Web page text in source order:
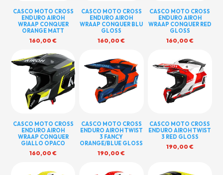
CASCO MOTO CROSS
ENDURO AIROH
WRAAP CONQUER
ORANGE MATT
160,00€
CASCO MOTO CROSS
ENDURO AIROH
WRAAP CONQUER BLU
GLOSS
160,00€
CASCO MOTO CROSS
ENDURO AIROH
WRAAP CONQUER RED
GLOSS
160,00 €
CASCO MOTO CROSS
ENDURO AIROH
WRAAP CONQUER
GIALLO OPACO
160,00€
CASCO MOTO CROSS
ENDURO AIROH TWIST
3 FANCY
ORANGE/BLUE GLOSS
190,00€
CASCO MOTO CROSS
ENDURO AIROH TWIST
3 RED GLOSS
190,00 €